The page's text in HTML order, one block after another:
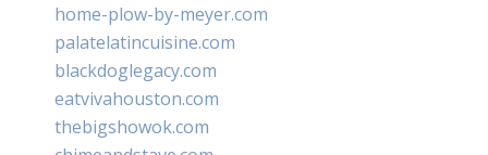
home-plow-by-meyer.com
palatelatincuisine.com
blackdoglegacy.com
eatvivahouston.com
thebigshowok.com